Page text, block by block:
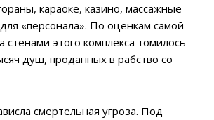
караоке, казино, массажные
«персонала». По оценкам самой
стенами этого комплекса томилось
душ, проданных в рабство со
смертельная угроза. Под